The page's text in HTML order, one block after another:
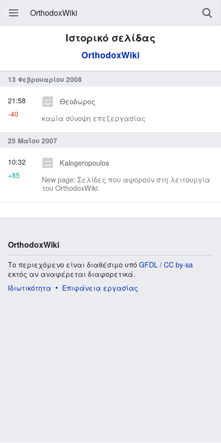
OrthodoxWiki
Ιστορικό σελίδας
OrthodoxWiki
13 Φεβρουαρίου 2008
Θεοδωρος
καμία σύνοψη επεξεργασίας
21:58
-40
25 Μαΐου 2007
Kalogeropoulos
New page: Σελίδες που αφορούν στη λειτουργία
του OrthodoxWiki.
10:32
+85
OrthodoxWiki
Το περιεχόμενο είναι διαθέσιμο υπό GFDL / CC by-sa
εκτός αν αναφέρεται διαφορετικά.
Ιδιωτικότητα
Επιφάνεια εργασίας